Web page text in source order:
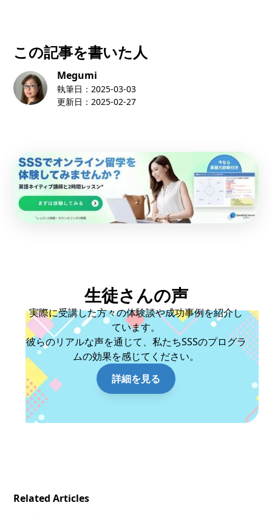
この記事を書いた人
Megumi
執筆日： 2025-03-03
更新日： 2025-02-27
生徒さんの声
実際に受講した方々の体験談や成功事例を紹介し
ています。
彼らのリアルな声を通じて、私たちSSSのプログラ
ムの効果を感じてください。
詳細を見る
Related Articles